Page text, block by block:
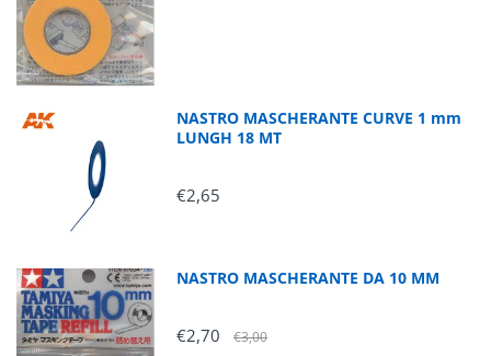
NASTRO MASCHERANTE CURVE 1 mm
LUNGH 18 MT
€2,65
NASTRO MASCHERANTE DA 10 MM
€2,70 €3,00